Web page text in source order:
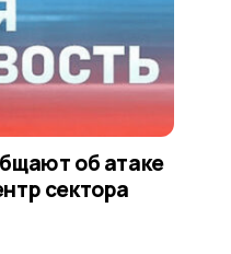
об атаке
сектора